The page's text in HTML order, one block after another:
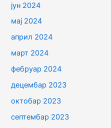
јун 2024
мај 2024
април 2024
март 2024
фебруар 2024
децембар 2023
октобар 2023
септембар 2023